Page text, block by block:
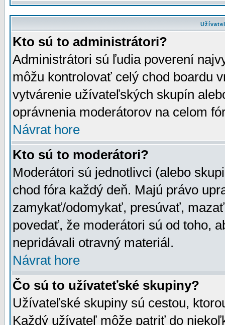
Kto sú to administrátori?
Administrátori sú ľudia poverení
môžu kontrolovať celý chod boardu
vytvárenie užívateľských skupín
oprávnenia moderátorov na celom
Návrat hore
Kto sú to moderátori?
Moderátori sú jednotlivci (alebo
chod fóra každý deň. Majú právo
zamykať/odomykať, presúvať,
povedať, že moderátori sú od toho,
nepridávali otravný materiál.
Návrat hore
Čo sú to užívateťské skupiny?
Užívateľské skupiny sú cestou,
Každý užívateľ môže patriť do